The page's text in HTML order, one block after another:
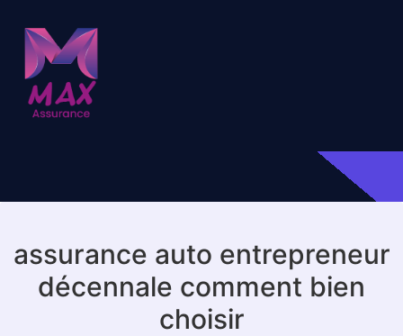
assurance auto entrepreneur
décennale comment bien
choisir